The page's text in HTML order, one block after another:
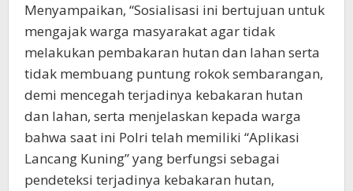
Menyampaikan, “Sosialisasi ini bertujuan untuk
mengajak warga masyarakat agar tidak
melakukan pembakaran hutan dan lahan serta
tidak membuang puntung rokok sembarangan,
demi mencegah terjadinya kebakaran hutan
dan lahan, serta menjelaskan kepada warga
bahwa saat ini Polri telah memiliki “Aplikasi
Lancang Kuning” yang berfungsi sebagai
pendeteksi terjadinya kebakaran hutan,